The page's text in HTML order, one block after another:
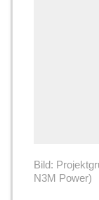
Bild:
N3M Power)